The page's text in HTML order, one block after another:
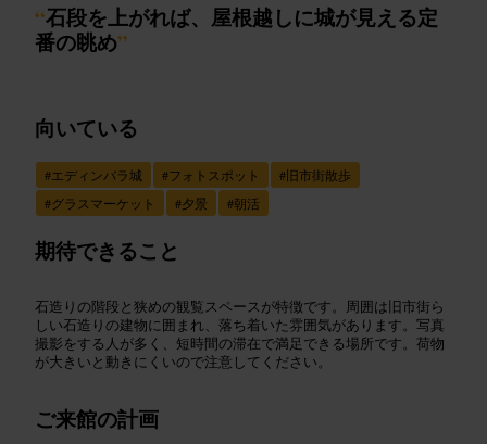
“石段を上がれば、屋根越しに城が見える定
番の眺め”
向いている
#エディンバラ城 #フォトスポット #旧市街散歩
#グラスマーケット #夕景 #朝活
期待できること
石造りの階段と狭めの観覧スペースが特徴です。周囲は旧市街ら
しい石造りの建物に囲まれ、落ち着いた雰囲気があります。写真
撮影をする人が多く、短時間の滞在で満足できる場所です。荷物
が大きいと動きにくいので注意してください。
ご来館の計画